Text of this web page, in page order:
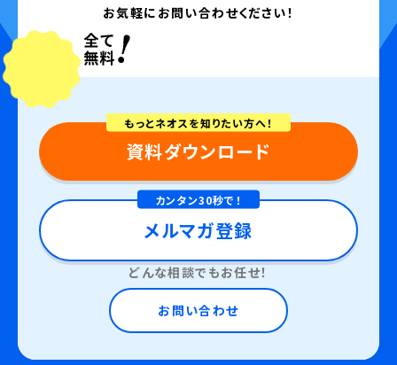
お気軽にお問い合わせください！
もっとネオスを知りたい方へ！
資料ダウンロード
カンタン30秒で！
メルマガ登録
どんな相談でもお任せ！
お問い合わせ